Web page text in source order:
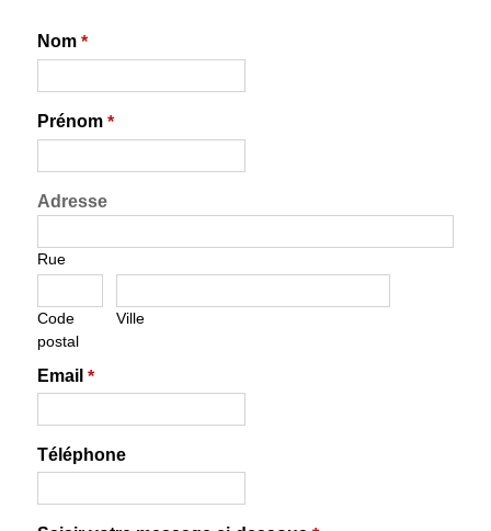
Nom *
Prénom *
Adresse
Rue
Code
postal
Ville
Email *
Téléphone